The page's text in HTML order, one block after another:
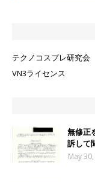
テクノコスプレ研究会
VN3ライセンス
無修正
訴して
May